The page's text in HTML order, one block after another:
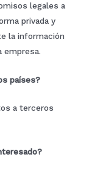
legales a
privada y
la información
empresa.
países?
a terceros